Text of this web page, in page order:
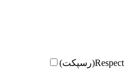
Respect(رسپکت)